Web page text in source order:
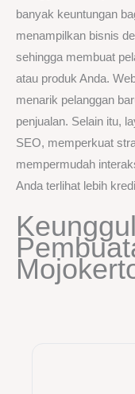
banyak keuntungan
menampilkan bisnis
sehingga membuat
atau produk Anda.
menarik pelanggan
penjualan. Selain itu,
SEO, memperkuat
mempermudah
Anda terlihat lebih